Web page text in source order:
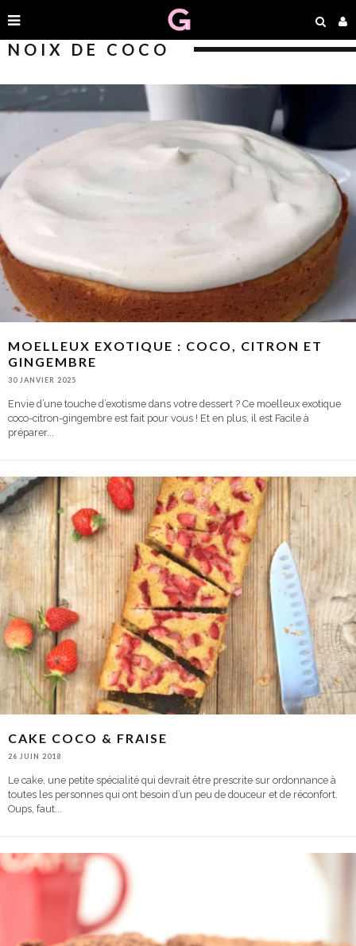
NOIX DE COCO
MOELLEUX EXOTIQUE : COCO, CITRON ET
GINGEMBRE
30 JANVIER 2025
Envie d’une touche d’exotisme dans votre dessert ? Ce moelleux exotique
coco-citron-gingembre est fait pour vous ! Et en plus, il est Facile à
préparer...
CAKE COCO & FRAISE
26 JUIN 2018
Le cake, une petite spécialité qui devrait être prescrite sur ordonnance à
toutes les personnes qui ont besoin d’un peu de douceur et de réconfort.
Oups, faut